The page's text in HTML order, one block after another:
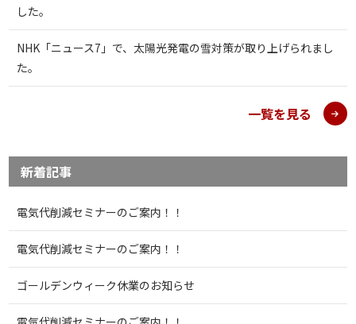
した。
NHK「ニュース7」で、太陽光発電の雪対策が取り上げられまし
た。
一覧を見る
新着記事
電気代削減セミナーのご案内！！
電気代削減セミナーのご案内！！
ゴールデンウィーク休業のお知らせ